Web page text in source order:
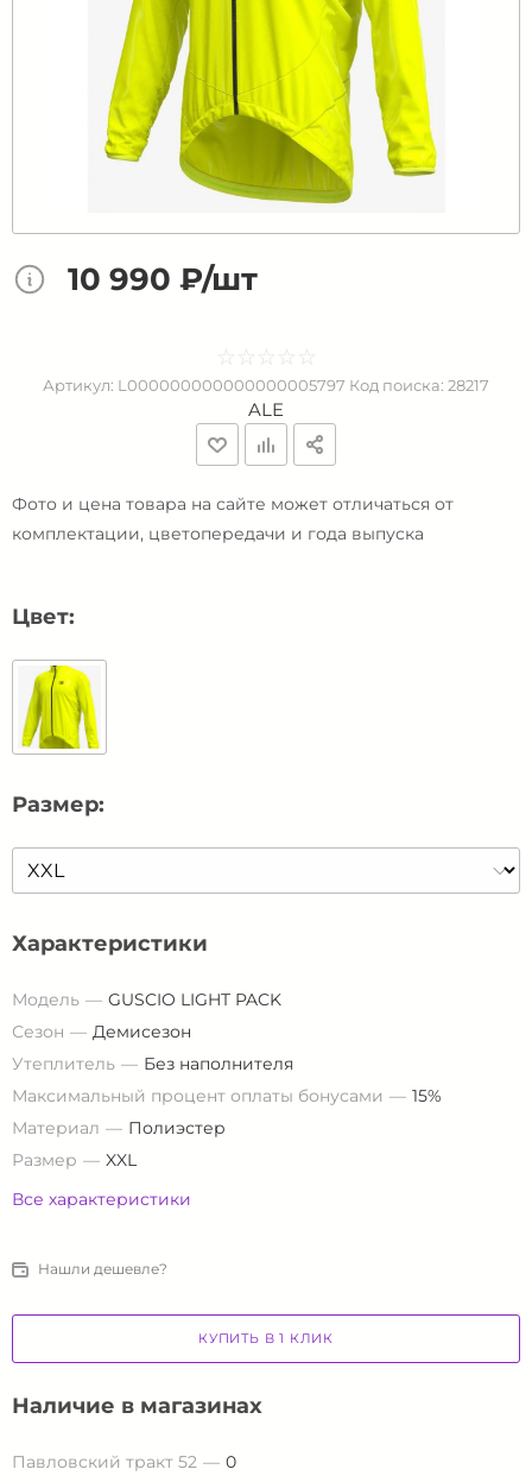
10 990 ₽/шт
☆ ☆ ☆ ☆ ☆
★ ★ ★ ★ ★
Артикул: L000000000000000005797 Код поиска: 28217
ALE
Фото и цена товара на сайте может отличаться от
комплектации, цветопередачи и года выпуска
Цвет:
Размер:
Характеристики
Модель
GUSCIO LIGHT PACK
Сезон
Демисезон
Утеплитель
Без наполнителя
Максимальный процент оплаты бонусами
15%
Материал
Полиэстер
Размер
XXL
Все характеристики
Нашли дешевле?
КУПИТЬ В 1 КЛИК
Наличие в магазинах
Павловский тракт 52
0